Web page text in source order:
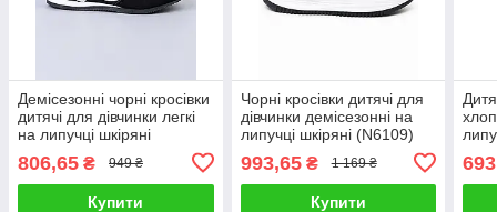
Демісезонні чорні кросівки
дитячі для дівчинки легкі
на липучці шкіряні
806,65 ₴ 949 ₴
Купити
Чорні кросівки дитячі для
дівчинки демісезонні на
липучці шкіряні (N6109)
993,65₴ 1 169 ₴
Купити